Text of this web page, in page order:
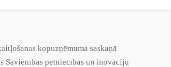
kopuzņēmuma saskaņā
Savienības pētniecības un inovāciju